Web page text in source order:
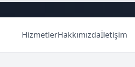
HizmetlerHakkımızdaİletişim